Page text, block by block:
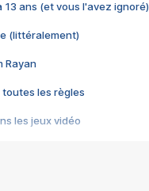
13 ans (et vous l'avez ignoré)
(littéralement)
Rayan
toutes les règles
les jeux vidéo